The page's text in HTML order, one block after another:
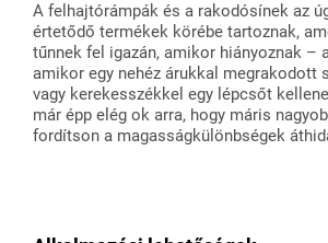
A felhajtórámpák és a rakodósínek az
értetődő termékek körébe tartoznak,
tűnnek fel igazán, amikor hiányoznak –
amikor egy nehéz árukkal megrakodott
vagy kerekesszékkel egy lépcsőt
már épp elég ok arra, hogy máris
fordítson a magasságkülönbségek